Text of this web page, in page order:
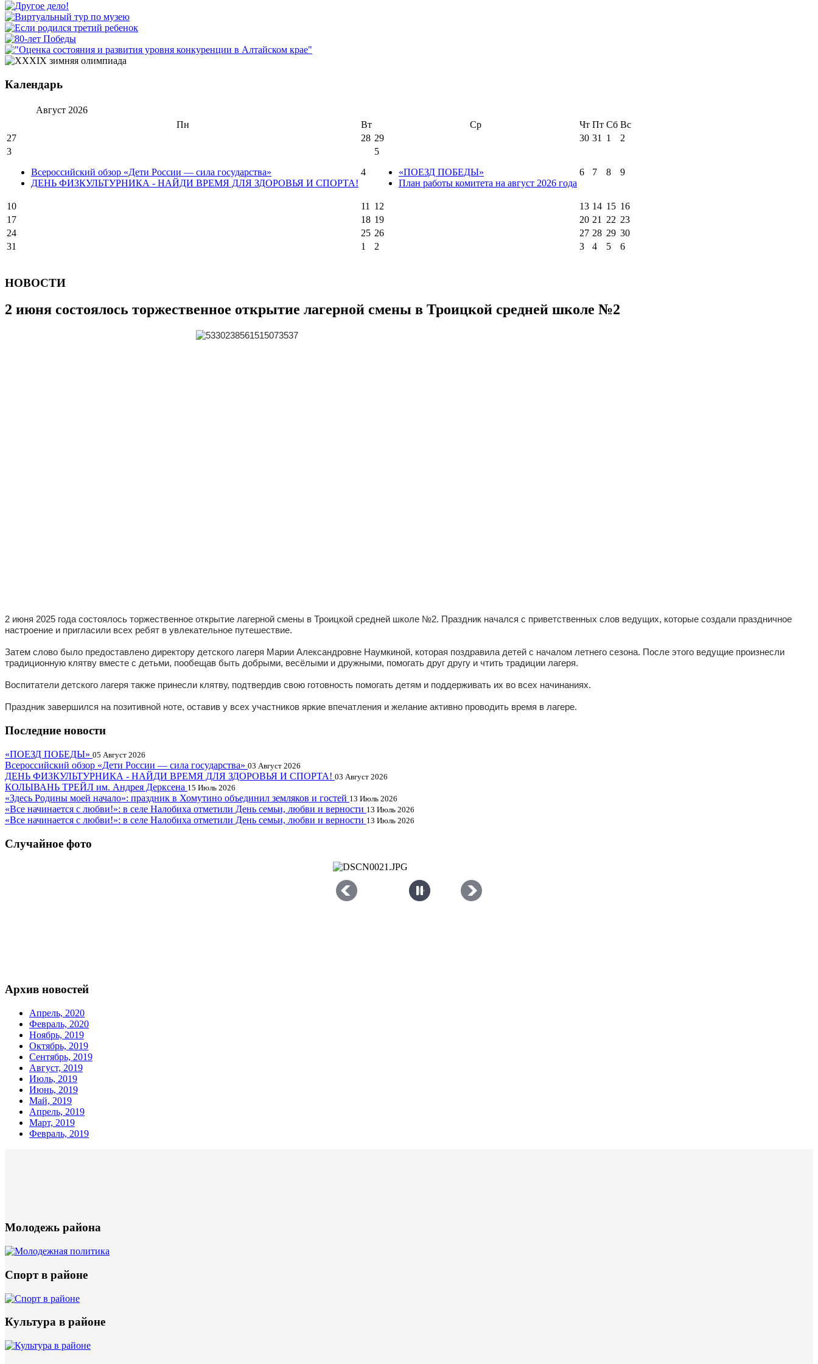
Календарь
Август 2026
Пн
Вт Ср Чт Пт Сб Вс
27
28 29 30 31 1
2
3
Всероссийский обзор «Дети России — сила государства»
ДЕНЬ ФИЗКУЛЬТУРНИКА - НАЙДИ ВРЕМЯ ДЛЯ ЗДОРОВЬЯ И СПОРТА!
4
5
«ПОЕЗД ПОБЕДЫ»
План работы комитета на август 2026 года
6 7 8 9
10 11 12 13 14 15 16
17
18 19 20 21 22 23
24
25 26 27 28 29 30
31
1 2 3 4 5 6
НОВОСТИ
2 июня состоялось торжественное открытие лагерной смены в Троицкой средней школе №2
2 июня 2025 года состоялось торжественное открытие лагерной смены в Троицкой средней школе №2. Праздник начался с приветственных слов ведущих, которые создали праздничное
настроение и пригласили всех ребят в увлекательное путешествие.
Затем слово было предоставлено директору детского лагеря Марии Александровне Наумкиной, которая поздравила детей с началом летнего сезона. После этого ведущие произнесли
традиционную клятву вместе с детьми, пообещав быть добрыми, весёлыми и дружными, помогать друг другу и чтить традиции лагеря.
Воспитатели детского лагеря также принесли клятву, подтвердив свою готовность помогать детям и поддерживать их во всех начинаниях.
Праздник завершился на позитивной ноте, оставив у всех участников яркие впечатления и желание активно проводить время в лагере.
Последние новости
«ПОЕЗД ПОБЕДЫ» 05 Август 2026
Всероссийский обзор «Дети России — сила государства» 03 Август 2026
ДЕНЬ ФИЗКУЛЬТУРНИКА - НАЙДИ ВРЕМЯ ДЛЯ ЗДОРОВЬЯ И СПОРТА! 03 Август 2026
КОЛЫВАНЬ ТРЕЙЛ им. Андрея Дерксена 15 Июль 2026
«Здесь Родины моей начало»: праздник в Хомутино объединил земляков и гостей 13 Июль 2026
«Все начинается с любви!»: в селе Налобиха отметили День семьи, любви и верности 13 Июль 2026
«Все начинается с любви!»: в селе Налобиха отметили День семьи, любви и верности 13 Июль 2026
Случайное фото
Архив новостей
Апрель, 2020
Февраль, 2020
Ноябрь, 2019
Октябрь, 2019
Сентябрь, 2019
Август, 2019
Июль, 2019
Июнь, 2019
Май, 2019
Апрель, 2019
Март, 2019
Февраль, 2019
Молодежь района
Спорт в районе
Культура в районе